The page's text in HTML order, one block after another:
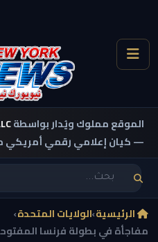
الموقع مملوك ويُدار بواسطة
— كيان إعلامي رقمي أمريكي
الرئيسية›الولايات المتحدة›
مفاجأة في بطولة فرنسا